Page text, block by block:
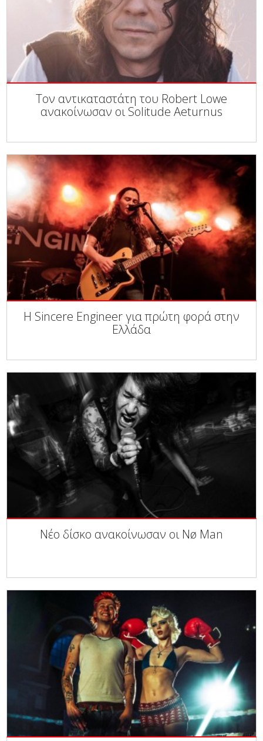
Τον αντικαταστάτη του Robert Lowe
ανακοίνωσαν οι Solitude Aeturnus
Η Sincere Engineer για πρώτη φορά στην
Ελλάδα
Νέο δίσκο ανακοίνωσαν οι Nø Man